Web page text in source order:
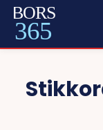
BORS
365